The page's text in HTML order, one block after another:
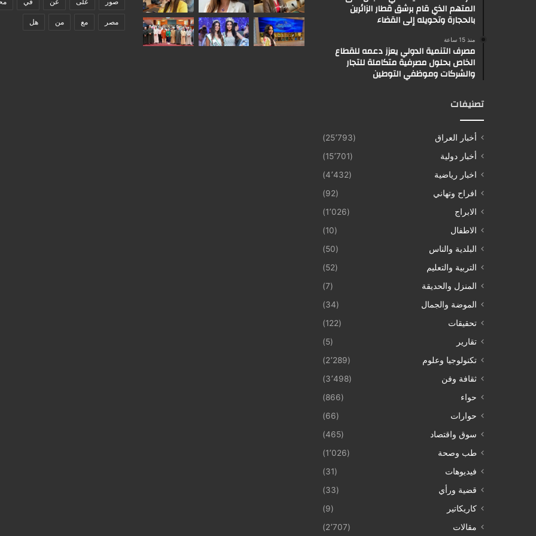
المتهم الذي قام برشق قطار الزائرين
بالحجارة وتحويله إلى القضاء
منذ 15 ساعة
مصرف التنمية الدولي يعزز دعمه للقطاع
الخاص بحلول مصرفية متكاملة للتجار
والشركات وموظفي التوطين
تصنيفات
أخبار العراق
(25٬793)
أخبار دولية
(15٬701)
اخبار رياضية
(4٬432)
افراح وتهاني
(92)
الابراج
(1٬026)
الاطفال
(10)
البلدية والناس
(50)
التربية والتعليم
(52)
المنزل والحديقة
(7)
الموضة والجمال
(34)
تحقيقات
(122)
تقارير
(5)
تكنولوجيا وعلوم
(2٬289)
ثقافة وفن
(3٬498)
حواء
(866)
حوارات
(66)
سوق واقتصاد
(465)
طب وصحة
(1٬026)
فيديوهات
(31)
قضية ورأي
(33)
كاريكاتير
(9)
مقالات
(2٬707)
مصر مع من هل